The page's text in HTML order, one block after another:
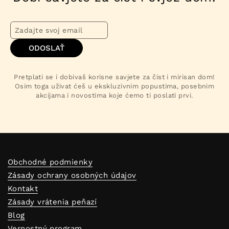
ODOSLAŤ
Pretplati se i dobivaš korisne savjete za čist i mirisan dom!
Osim toga uživat ćeš u ekskluzivnim popustima, posebnim
akcijama i novostima koje ćemo ti poslati prvi.
Obchodné podmienky
Zásady ochrany osobných údajov
Kontakt
Zásady vrátenia peňazí
Blog